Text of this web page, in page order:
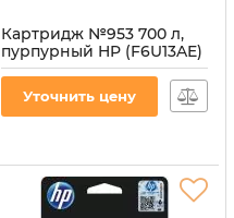
Картридж №953 700 л,
пурпурный HP (F6U13AE)
Артикул:CI-HP-F6U13AE-M
Уточнить цену